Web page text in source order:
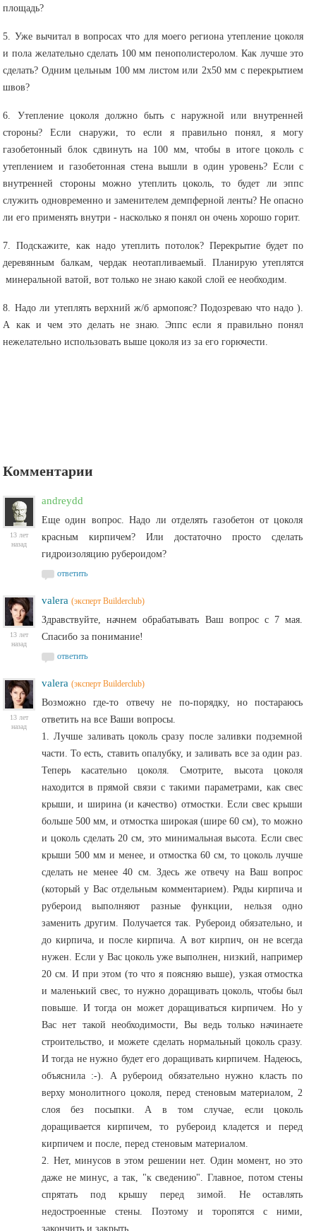
площадь?
5. Уже вычитал в вопросах что для моего региона утепление цоколя
и пола желательно сделать 100 мм пенополистеролом. Как лучше это
сделать? Одним цельным 100 мм листом или 2х50 мм с перекрытием
швов?
6. Утепление цоколя должно быть с наружной или внутренней
стороны? Если снаружи, то если я правильно понял, я могу
газобетонный блок сдвинуть на 100 мм, чтобы в итоге цоколь с
утеплением и газобетонная стена вышли в один уровень? Если с
внутренней стороны можно утеплить цоколь, то будет ли эппс
служить одновременно и заменителем демпферной ленты? Не опасно
ли его применять внутри - насколько я понял он очень хорошо горит.
7. Подскажите, как надо утеплить потолок? Перекрытие будет по
деревянным балкам, чердак неотапливаемый. Планирую утеплятся
минеральной ватой, вот только не знаю какой слой ее необходим.
8. Надо ли утеплять верхний ж/б армопояс? Подозреваю что надо ).
А как и чем это делать не знаю. Эппс если я правильно понял
нежелательно использовать выше цоколя из за его горючести.
Комментарии
13 лет
назад
andreydd
Еще один вопрос. Надо ли отделять газобетон от цоколя
красным кирпичем? Или достаточно просто сделать
гидроизоляцию рубероидом?
ответить
13 лет
назад
valera (эксперт Builderclub)
Здравствуйте, начнем обрабатывать Ваш вопрос с 7 мая.
Спасибо за понимание!
ответить
13 лет
назад
valera (эксперт Builderclub)
Возможно где-то отвечу не по-порядку, но постараюсь
ответить на все Ваши вопросы.
1. Лучше заливать цоколь сразу после заливки подземной
части. То есть, ставить опалубку, и заливать все за один раз.
Теперь касательно цоколя. Смотрите, высота цоколя
находится в прямой связи с такими параметрами, как свес
крыши, и ширина (и качество) отмостки. Если свес крыши
больше 500 мм, и отмостка широкая (шире 60 см), то можно
и цоколь сделать 20 см, это минимальная высота. Если свес
крыши 500 мм и менее, и отмостка 60 см, то цоколь лучше
сделать не менее 40 см. Здесь же отвечу на Ваш вопрос
(который у Вас отдельным комментарием). Ряды кирпича и
рубероид выполняют разные функции, нельзя одно
заменить другим. Получается так. Рубероид обязательно, и
до кирпича, и после кирпича. А вот кирпич, он не всегда
нужен. Если у Вас цоколь уже выполнен, низкий, например
20 см. И при этом (то что я поясняю выше), узкая отмостка
и маленький свес, то нужно доращивать цоколь, чтобы был
повыше. И тогда он может доращиваться кирпичем. Но у
Вас нет такой необходимости, Вы ведь только начинаете
строительство, и можете сделать нормальный цоколь сразу.
И тогда не нужно будет его доращивать кирпичем. Надеюсь,
объяснила :-). А рубероид обязательно нужно класть по
верху монолитного цоколя, перед стеновым материалом, 2
слоя без посыпки. А в том случае, если цоколь
доращивается кирпичем, то рубероид кладется и перед
кирпичем и после, перед стеновым материалом.
2. Нет, минусов в этом решении нет. Один момент, но это
даже не минус, а так, "к сведению". Главное, потом стены
спрятать под крышу перед зимой. Не оставлять
недостроенные стены. Поэтому и торопятся с ними,
закончить и закрыть.